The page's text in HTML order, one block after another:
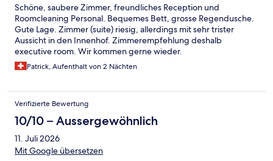
Schöne, saubere Zimmer, freundliches Reception und
Roomcleaning Personal. Bequemes Bett, grosse Regendusche.
Gute Lage. Zimmer (suite) riesig, allerdings mit sehr trister
Aussicht in den Innenhof. Zimmerempfehlung deshalb
executive room. Wir kommen gerne wieder.
Patrick, Aufenthalt von 2 Nächten
Verifizierte Bewertung
10/10 – Aussergewöhnlich
11. Juli 2026
Mit Google übersetzen